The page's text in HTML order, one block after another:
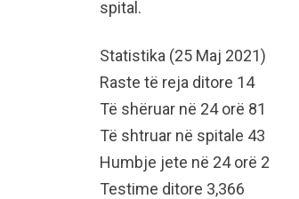
spital.
Statistika (25 Maj 2021)
Raste të reja ditore 14
Të shëruar në 24 orë 81
Të shtruar në spitale 43
Humbje jete në 24 orë 2
Testime ditore 3,366